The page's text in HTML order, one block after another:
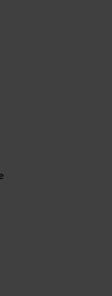
para la navegación.